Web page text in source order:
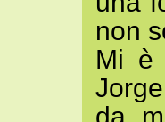
non
Mi è
da